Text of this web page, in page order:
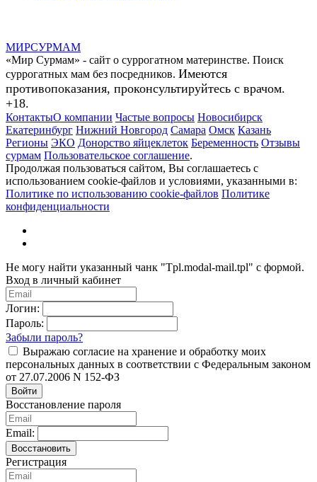
МИРСУРМАМ
«Мир Сурмам» - сайт о суррогатном материнстве. Поиск
суррогатных мам без посредников. Имеются
противопоказания, проконсультируйтесь с врачом.
+18.
КонтактыО компании Частые вопросы Новосибирск
Екатеринбург Нижний Новгород Самара Омск Казань
Регионы ЭКО Донорство яйцеклеток Беременность Отзывы
сурмам Пользовательское соглашение.
Продолжая пользоваться сайтом, Вы соглашаетесь с
использованием cookie-файлов и условиями, указанными в:
Политике по использованию cookie-файлов Политике
конфиденциальности
Не могу найти указанный чанк "Tpl.modal-mail.tpl" с формой.
Вход в личный кабинет
Логин:
Пароль:
Забыли пароль?
Выражаю согласие на хранение и обработку моих
персональных данных в соответствии с Федеральным законом
от 27.07.2006 N 152-ФЗ
Войти
Восстановление пароля
Email:
Восстановить
Регистрация